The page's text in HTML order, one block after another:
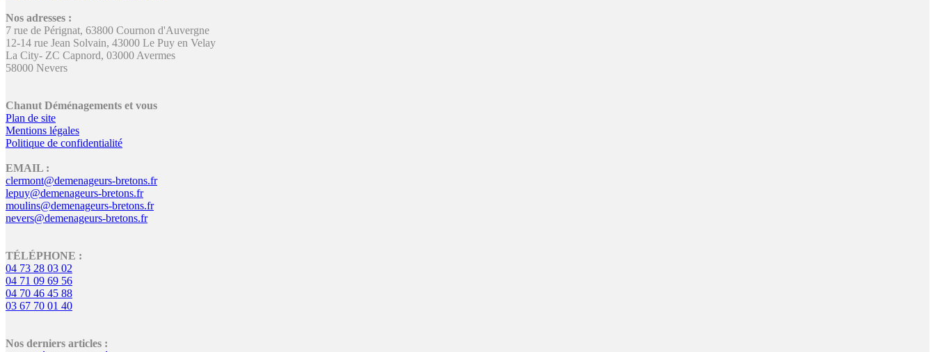
Nos adresses :
7 rue de Pérignat, 63800 Cournon d'Auvergne
12-14 rue Jean Solvain, 43000 Le Puy en Velay
La City- ZC Capnord, 03000 Avermes
58000 Nevers
Chanut Déménagements et vous
Plan de site
Mentions légales
Politique de confidentialité
EMAIL :
clermont@demenageurs-bretons.fr
lepuy@demenageurs-bretons.fr
moulins@demenageurs-bretons.fr
nevers@demenageurs-bretons.fr
TÉLÉPHONE :
04 73 28 03 02
04 71 09 69 56
04 70 46 45 88
03 67 70 01 40
Nos derniers articles :